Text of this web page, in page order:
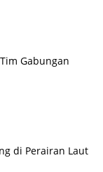
Gabungan
di Perairan Laut